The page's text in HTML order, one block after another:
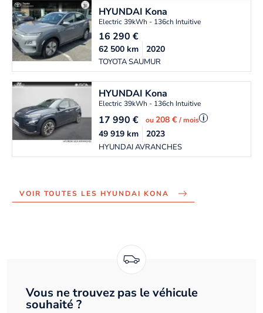
HYUNDAI Kona
Electric 39kWh - 136ch Intuitive
16 290€
TOYOTA SAUMUR
62 500km 2020
HYUNDAI Kona
Electric 39kWh - 136ch Intuitive
17 990€ ou208 €/ mois i
HYUNDAI AVRANCHES
49 919km 2023
VOIR TOUTES LES HYUNDAI KONA
Vous ne trouvez pas le véhicule
souhaité ?